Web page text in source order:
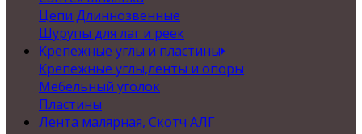
Цепи Длиннозвенные
Шурупы для лаг и реек
Крепежные углы и пластины
Крепежные углы,ленты и опоры
Мебельный уголок
Пластины
Лента малярная, Скотч АЛГ